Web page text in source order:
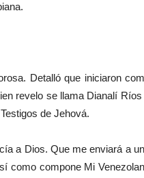
Detalló que iniciaron
revelo se llama Dianalí
de Jehová.
a Dios. Que me enviará a
como compone Mi